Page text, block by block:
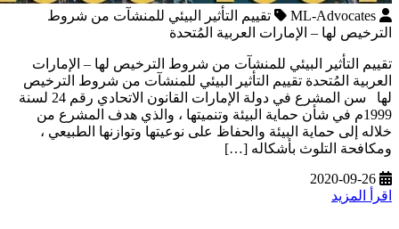
ML-Advocates
تقييم التأثير البيئي للمنشآت من شروط
الترخيص لها – الإمارات العربية المُتحدة
تقييم التأثير البيئي للمنشآت من شروط الترخيص لها – الإمارات
العربية المُتحدة تقييم التأثير البيئي للمنشآت من شروط الترخيص
لها سن المشرع في دولة الإمارات القانون الاتحادي رقم 24 لسنة
1999م في شأن حماية البيئة وتنميتها ، والذي هدف المشرع من
خلاله إلى حماية البيئة والحفاظ على نوعيتها وتوازنها الطبيعي ،
ومكافحة التلوث بأشكاله […]
2020-09-26
اقرأ المزيد